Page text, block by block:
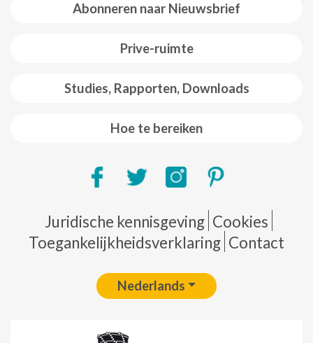
Abonneren naar Nieuwsbrief
Prive-ruimte
Studies, Rapporten, Downloads
Hoe te bereiken
Pie de página
Juridische kennisgeving Cookies
Toegankelijkheidsverklaring Contact
Nederlands